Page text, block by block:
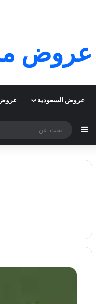
عروض
عروض السعودية عروض
إضافة عمود جانبي